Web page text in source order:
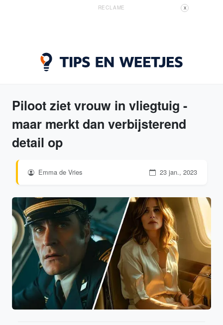
RECLAME X
Piloot ziet vrouw in vliegtuig -
maar merkt dan verbijsterend
detail op
Emma de Vries 23 jan., 2023